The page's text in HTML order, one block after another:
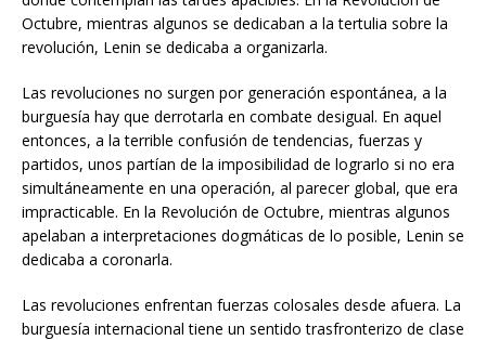
Octubre, mientras algunos se dedicaban a la tertulia sobre la
revolución, Lenin se dedicaba a organizarla.
Las revoluciones no surgen por generación espontánea, a la
burguesía hay que derrotarla en combate desigual. En aquel
entonces, a la terrible confusión de tendencias, fuerzas y
partidos, unos partían de la imposibilidad de lograrlo si no era
simultáneamente en una operación, al parecer global, que era
impracticable. En la Revolución de Octubre, mientras algunos
apelaban a interpretaciones dogmáticas de lo posible, Lenin se
dedicaba a coronarla.
Las revoluciones enfrentan fuerzas colosales desde afuera. La
burguesía internacional tiene un sentido trasfronterizo de clase